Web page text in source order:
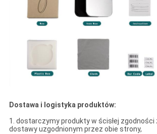
Dostawa i logistyka produktów:
1. dostarczymy produkty w ścisłej zgodności
dostawy uzgodnionym przez obie strony,